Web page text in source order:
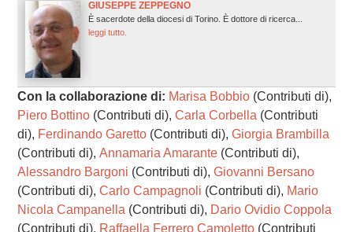
GIUSEPPE ZEPPEGNO
È sacerdote della diocesi di Torino. È dottore di ricerca...
leggi tutto.
Con la collaborazione di: Marisa Bobbio(Contributi di),
Piero Bottino(Contributi di), Carla Corbella (Contributi
di), Ferdinando Garetto(Contributi di), Giorgia Brambilla
(Contributi di), Annamaria Amarante(Contributi di),
Alessandro Bargoni (Contributi di), Giovanni Bersano
(Contributi di), Carlo Campagnoli (Contributi di), Mario
Nicola Campanella (Contributi di), Dario Ovidio Coppola
(Contributi di), Raffaella Ferrero Camoletto(Contributi